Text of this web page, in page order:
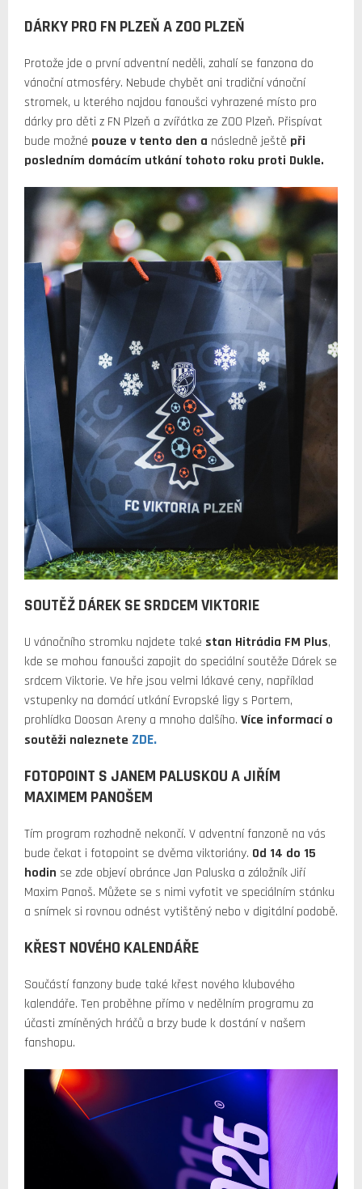
DÁRKY PRO FN PLZEŇ A ZOO PLZEŇ
Protože jde o první adventní neděli, zahalí se fanzona do
vánoční atmosféry. Nebude chybět ani tradiční vánoční
stromek, u kterého najdou fanoušci vyhrazené místo pro
dárky pro děti z FN Plzeň a zvířátka ze ZOO Plzeň. Přispívat
bude možné pouze v tento den a následně ještě při
posledním domácím utkání tohoto roku proti Dukle.
SOUTĚŽ DÁREK SE SRDCEM VIKTORIE
U vánočního stromku najdete také stan Hitrádia FM Plus,
kde se mohou fanoušci zapojit do speciální soutěže Dárek se
srdcem Viktorie. Ve hře jsou velmi lákavé ceny, například
vstupenky na domácí utkání Evropské ligy s Portem,
prohlídka Doosan Areny a mnoho dalšího. Více informací o
soutěži naleznete ZDE.
FOTOPOINT S JANEM PALUSKOU A JIŘÍM
MAXIMEM PANOŠEM
Tím program rozhodně nekončí. V adventní fanzoně na vás
bude čekat i fotopoint se dvěma viktoriány. Od 14 do 15
hodin se zde objeví obránce Jan Paluska a záložník Jiří
Maxim Panoš. Můžete se s nimi vyfotit ve speciálním stánku
a snímek si rovnou odnést vytištěný nebo v digitální podobě.
KŘEST NOVÉHO KALENDÁŘE
Součástí fanzony bude také křest nového klubového
kalendáře. Ten proběhne přímo v nedělním programu za
účasti zmíněných hráčů a brzy bude k dostání v našem
fanshopu.